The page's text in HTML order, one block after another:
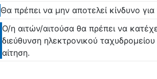
Θα πρέπει να μην αποτελεί κίνδυνο για
Ο/η αιτών/αιτούσα θα πρέπει να
διεύθυνση ηλεκτρονικού
αίτηση.